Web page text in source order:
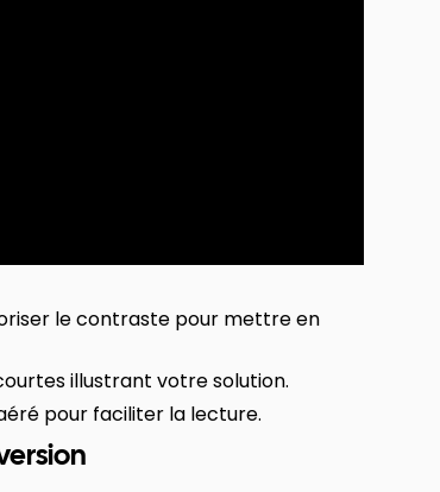
le contraste pour mettre en
illustrant votre solution.
pour faciliter la lecture.